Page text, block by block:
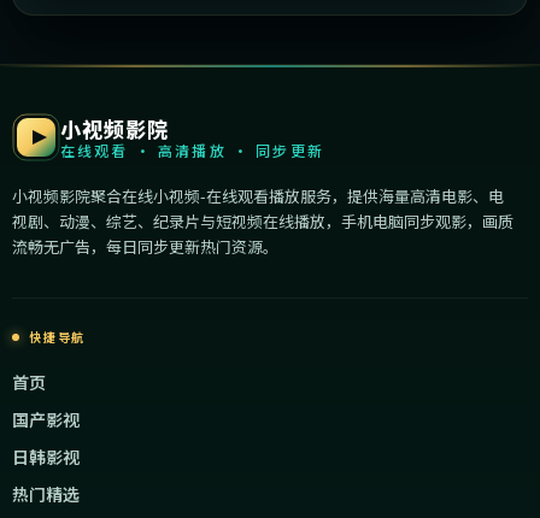
小视频影院
在线观看 · 高清播放 · 同步更新
小视频影院聚合在线小视频-在线观看播放服务，提供海量高清电影、电
视剧、动漫、综艺、纪录片与短视频在线播放，手机电脑同步观影，画质
流畅无广告，每日同步更新热门资源。
快捷导航
首页
国产影视
日韩影视
热门精选